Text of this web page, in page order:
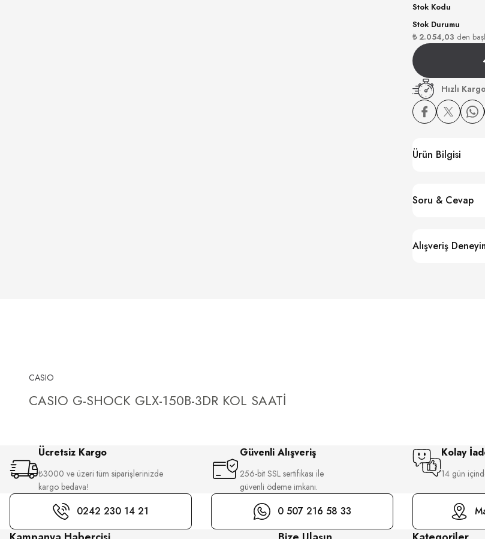
₺ 2.054,03 den
Stok Kodu
Stok Durumu
Hızlı Kargo
Ürün Bilgisi
Soru & Cevap
Alışveriş
CASIO
CASIO G-SHOCK GLX-150B-3DR KOL SAATİ
Ücretsiz Kargo
₺3000 ve üzeri tüm siparişlerinizde
kargo bedava!
Güvenli Alışveriş
256-bit SSL sertifikası ile
güvenli ödeme imkanı.
Kolay
14 gün
0242 230 14 21 0 507 216 58 33